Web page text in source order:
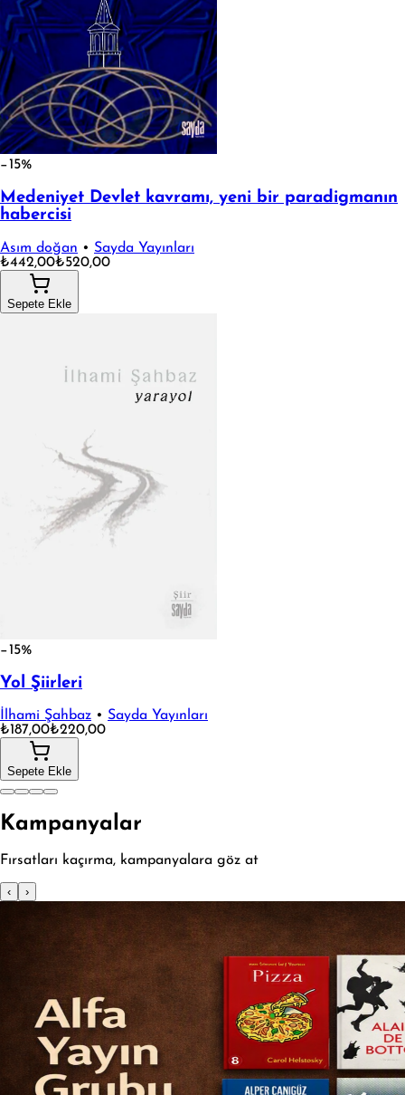
−15%
Medeniyet Devlet kavramı, yeni bir paradigmanın
habercisi
Asım doğan • Sayda Yayınları
₺442,00₺520,00
Sepete Ekle
−15%
Yol Şiirleri
İlhami Şahbaz • Sayda Yayınları
₺187,00₺220,00
Sepete Ekle
Kampanyalar
Fırsatları kaçırma, kampanyalara göz at
‹ ›